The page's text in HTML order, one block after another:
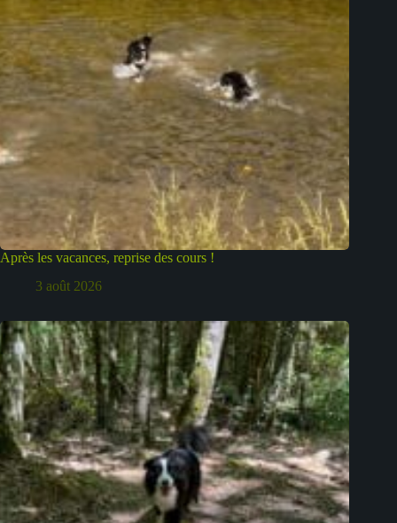
Après les vacances, reprise des cours !
3 août 2026